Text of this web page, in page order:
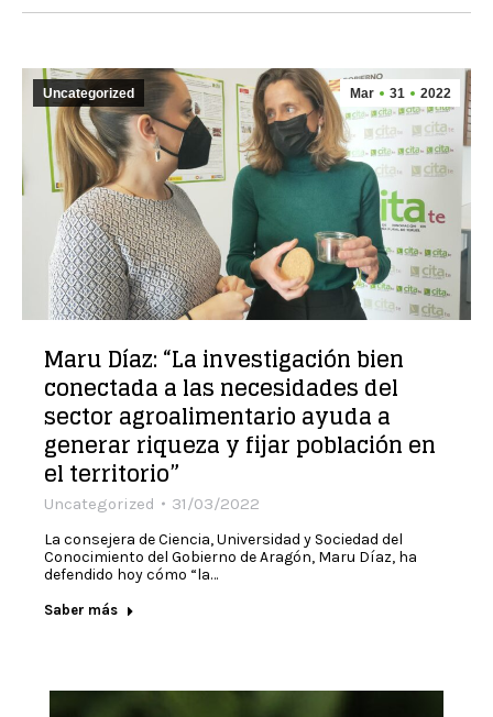
Mar 31 2022
Uncategorized
Maru Díaz: “La investigación bien
conectada a las necesidades del
sector agroalimentario ayuda a
generar riqueza y fijar población en
el territorio”
Uncategorized 31/03/2022
La consejera de Ciencia, Universidad y Sociedad del
Conocimiento del Gobierno de Aragón, Maru Díaz, ha
defendido hoy cómo “la…
Saber más